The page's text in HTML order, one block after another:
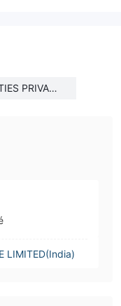
PRIVATE
LIMITED(India)